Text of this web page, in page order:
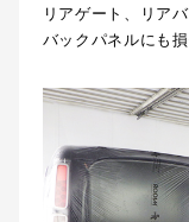
リアゲート、リア
バックパネルにも